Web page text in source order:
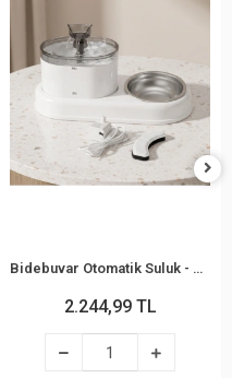
Bidebuvar Otomatik Suluk - Mama Kabı Hazneli - Evcil Hayvan Su Pınarı
2.244,99 TL